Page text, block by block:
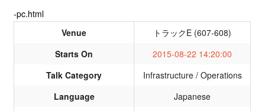
-pc.html
Venue
トラックE (607-608)
Starts On
2015-08-22 14:20:00
Talk Category
Infrastructure / Operations
Language
Japanese